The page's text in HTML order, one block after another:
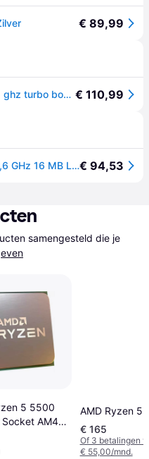
€ 89,99
AMD ryzen 5 5500, 3,6 ghz (4,2 ghz turbo boost) € 110,99
AMD Ryzen 5 5500 processor 3,6 GHz 16 MB L3 Box 100-100000457BOX€ 94,53
samengesteld die je
5 5500
Socket AM4
AMD Ryzen 5
€ 165
Of 3 betalingen
€ 55,00/mnd.